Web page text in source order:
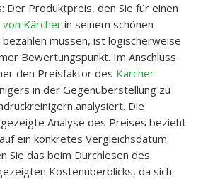
Der Produktpreis, den Sie für einen
von Kärcher in seinem schönen
müssen, ist logischerweise
Bewertungspunkt. Im Anschluss
den Preisfaktor des Kärcher
in der Gegenüberstellung zu
analysiert. Die
Analyse des Preises bezieht
ein konkretes Vergleichsdatum.
Sie das beim Durchlesen des
Kostenüberblicks, da sich